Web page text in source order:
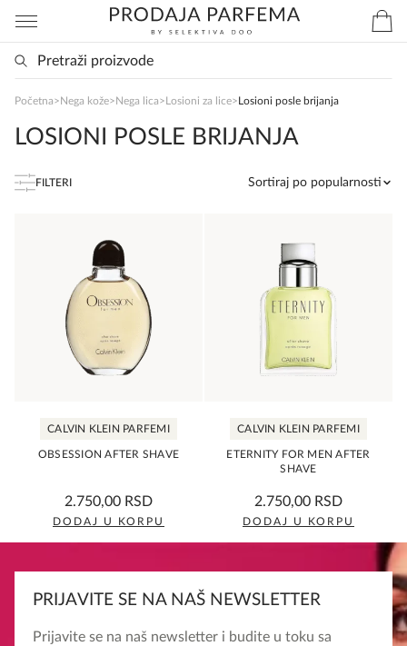
Početna> Nega kože> Nega lica> Losioni za lice> Losioni posle brijanja
LOSIONI POSLE BRIJANJA
FILTERI Sortiraj po popularnosti
CALVIN KLEIN PARFEMI
OBSESSION AFTER SHAVE
0,0
rating
2.750,00 RSD
DODAJ U KORPU
CALVIN KLEIN PARFEMI
ETERNITY FOR MEN AFTER
SHAVE
0,0
rating
2.750,00 RSD
DODAJ U KORPU
PRIJAVITE SE NA NAŠ NEWSLETTER
Prijavite se na naš newsletter i budite u toku sa
poručite svoj omiljeni parfem danas ali i za